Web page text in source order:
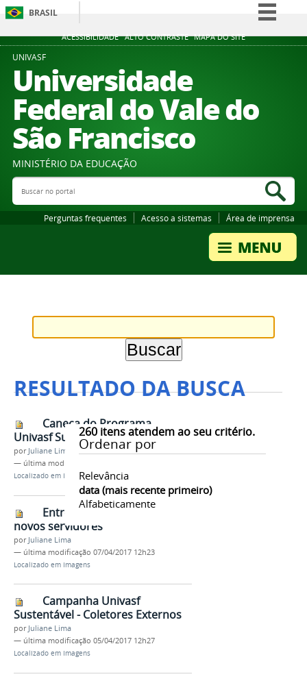
ACESSIBILIDADE ALTO CONTRASTE MAPA DO SITE
BRASIL
Simplifique!
Acesso à informação
Legislação
UNIVASF
Universidade
Federal do Vale do
São Francisco
MINISTÉRIO DA EDUCAÇÃO
Buscar no portal
Perguntas frequentes Acesso a sistemas Área de imprensa
RESULTADO DA BUSCA
260itens atendem ao seu critério.
Ordenar por
Relevância
data (mais recente primeiro)
Alfabeticamente
Caneca do Programa
Univasf Sustentável
por Juliane Lima
— última modificação
Localizado em Imagens
Entrega de canecas aos
novos servidores
por Juliane Lima
— última modificação 07/04/2017 12h23
Localizado em Imagens
Campanha Univasf
Sustentável - Coletores Externos
por Juliane Lima
— última modificação 05/04/2017 12h27
Localizado em Imagens